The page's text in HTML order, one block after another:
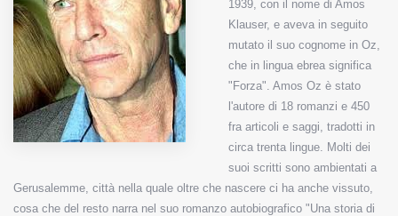
Inviateci le vostre segnalazioni
Iscriviti alla newsletter
www.viveremilano.info
1939, con il nome di Amos
Klauser, e aveva in seguito
mutato il suo cognome in Oz,
che in lingua ebrea significa
"Forza". Amos Oz è stato
l'autore di 18 romanzi e 450
fra articoli e saggi, tradotti in
circa trenta lingue. Molti dei
suoi scritti sono ambientati a
Gerusalemme, città nella quale oltre che nascere ci ha anche vissuto,
cosa che del resto narra nel suo romanzo autobiografico "Una storia di